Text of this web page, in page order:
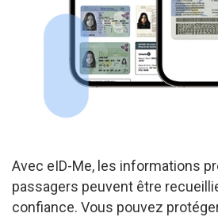
Avec eID-Me, les informations
passagers peuvent être
confiance. Vous pouvez